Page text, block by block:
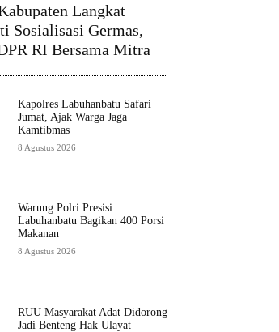
Langkat
Sosialisasi Germas,
RI Bersama Mitra
Kapolres Labuhanbatu Safari
Jumat, Ajak Warga Jaga
Kamtibmas
8 Agustus 2026
Warung Polri Presisi
Labuhanbatu Bagikan 400 Porsi
Makanan
8 Agustus 2026
RUU Masyarakat Adat Didorong
Jadi Benteng Hak Ulayat